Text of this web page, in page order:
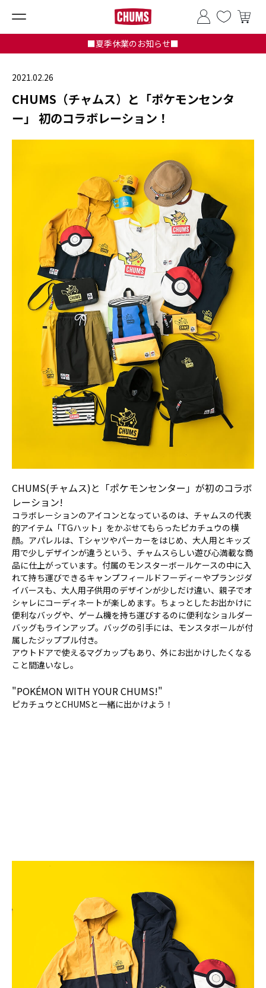
■夏季休業のお知らせ■
2021.02.26
CHUMS（チャムス）と「ポケモンセンタ
ー」 初のコラボレーション！
CHUMS(チャムス)と「ポケモンセンター」が初のコラボ
レーション!
コラボレーションのアイコンとなっているのは、チャムスの代表
的アイテム「TGハット」をかぶせてもらったピカチュウの横
顔。アパレルは、Tシャツやパーカーをはじめ、大人用とキッズ
用で少しデザインが違うという、チャムスらしい遊び心満載な商
品に仕上がっています。付属のモンスターボールケースの中に入
れて持ち運びできるキャンプフィールドフーディーやプランジダ
イバースも、大人用子供用のデザインが少しだけ違い、親子でオ
シャレにコーディネートが楽しめます。ちょっとしたお出かけに
便利なバッグや、ゲーム機を持ち運びするのに便利なショルダー
バッグもラインアップ。バッグの引手には、モンスタボールが付
属したジッププル付き。
アウトドアで使えるマグカップもあり、外にお出かけしたくなる
こと間違いなし。
"POKÉMON WITH YOUR CHUMS!"
ピカチュウとCHUMSと一緒に出かけよう！